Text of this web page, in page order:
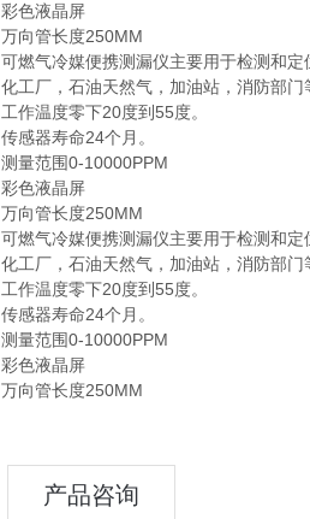
彩色液晶屏
万向管长度250MM
可燃气冷媒便携测漏仪主要用于检测和定
化工厂，石油天然气，加油站，消防部门
工作温度零下20度到55度。
传感器寿命24个月。
测量范围0-10000PPM
彩色液晶屏
万向管长度250MM
可燃气冷媒便携测漏仪主要用于检测和定
化工厂，石油天然气，加油站，消防部门
工作温度零下20度到55度。
传感器寿命24个月。
测量范围0-10000PPM
彩色液晶屏
万向管长度250MM
产品咨询